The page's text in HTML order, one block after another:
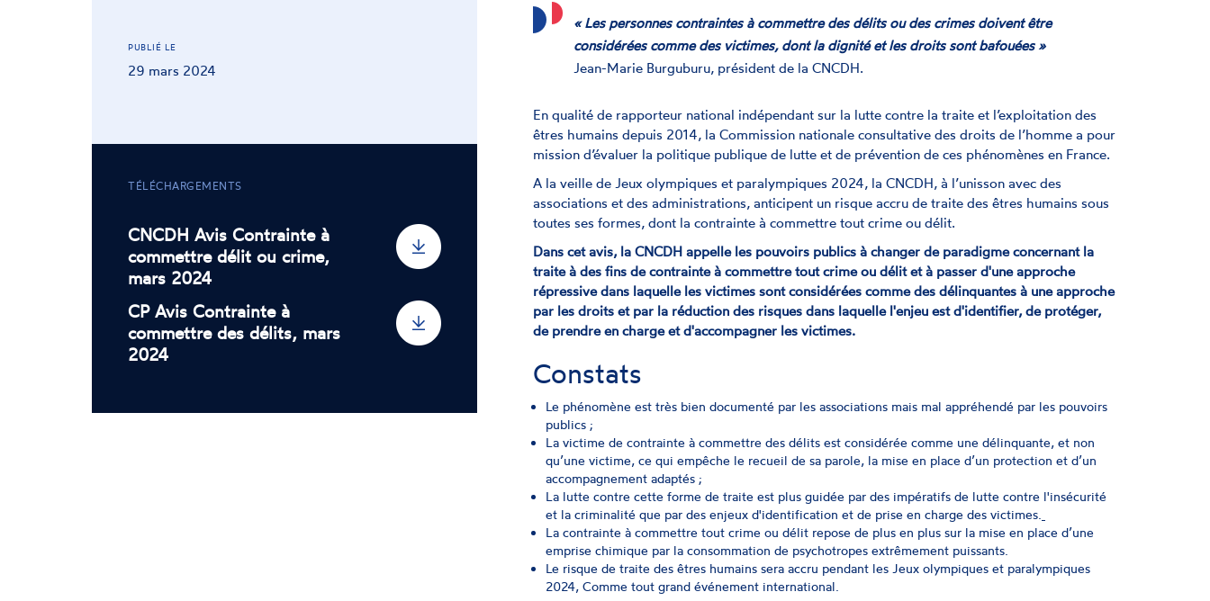
PUBLIÉ LE
29 mars 2024
TÉLÉCHARGEMENTS
CNCDH Avis Contrainte à
commettre délit ou crime,
mars 2024
CP Avis Contrainte à
commettre des délits, mars
2024
« Les personnes contraintes à commettre des délits ou des crimes doivent être
considérées comme des victimes, dont la dignité et les droits sont bafouées »
Jean-Marie Burguburu, président de la CNCDH.
En qualité de rapporteur national indépendant sur la lutte contre la traite et l’exploitation des
êtres humains depuis 2014, la Commission nationale consultative des droits de l’homme a pour
mission d’évaluer la politique publique de lutte et de prévention de ces phénomènes en France.
A la veille de Jeux olympiques et paralympiques 2024, la CNCDH, à l’unisson avec des
associations et des administrations, anticipent un risque accru de traite des êtres humains sous
toutes ses formes, dont la contrainte à commettre tout crime ou délit.
Dans cet avis, la CNCDH appelle les pouvoirs publics à changer de paradigme concernant la
traite à des fins de contrainte à commettre tout crime ou délit et à passer d'une approche
répressive dans laquelle les victimes sont considérées comme des délinquantes à une approche
par les droits et par la réduction des risques dans laquelle l'enjeu est d'identifier, de protéger,
de prendre en charge et d'accompagner les victimes.
Constats
Le phénomène est très bien documenté par les associations mais mal appréhendé par les pouvoirs
publics ;
La victime de contrainte à commettre des délits est considérée comme une délinquante, et non
qu’une victime, ce qui empêche le recueil de sa parole, la mise en place d’un protection et d’un
accompagnement adaptés ;
La lutte contre cette forme de traite est plus guidée par des impératifs de lutte contre l'insécurité
et la criminalité que par des enjeux d'identification et de prise en charge des victimes.
La contrainte à commettre tout crime ou délit repose de plus en plus sur la mise en place d’une
emprise chimique par la consommation de psychotropes extrêmement puissants.
Le risque de traite des êtres humains sera accru pendant les Jeux olympiques et paralympiques
2024, Comme tout grand événement international.